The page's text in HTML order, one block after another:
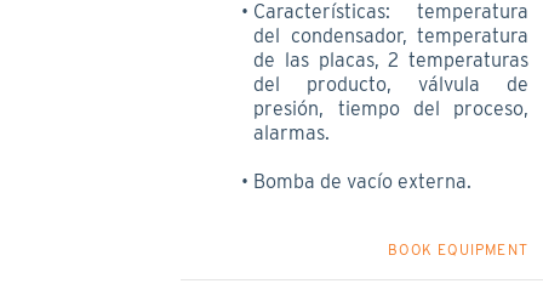
Características: temperatura
del condensador, temperatura
de las placas, 2 temperaturas
del producto, válvula de
presión, tiempo del proceso,
alarmas.
Bomba de vacío externa.
BOOK EQUIPMENT